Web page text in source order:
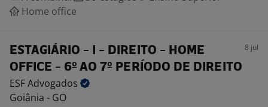
Home office
ESTAGIÁRIO - I - DIREITO - HOME
OFFICE - 6º AO 7º PERÍODO DE DIREITO
8 jul
ESFAdvogados
Goiânia - GO